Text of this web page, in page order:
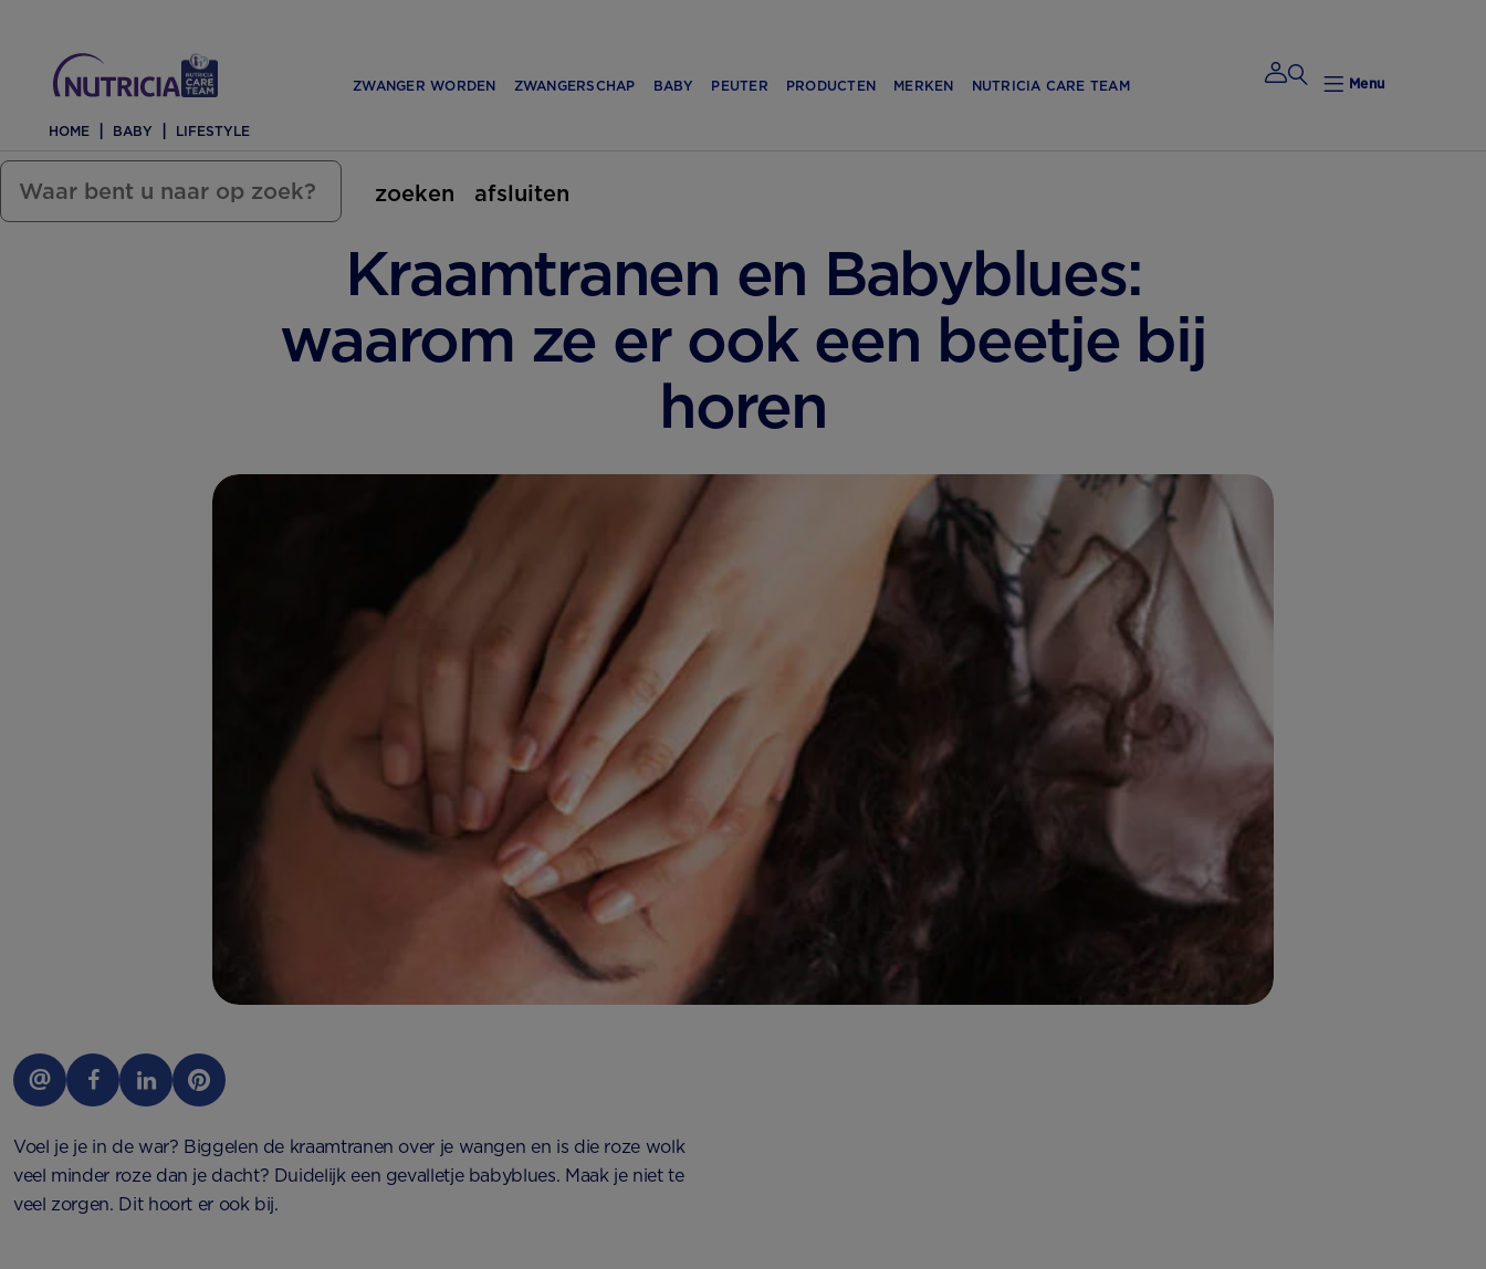
ZWANGER WORDEN ZWANGERSCHAP BABY PEUTER PRODUCTEN MERKEN NUTRICIA CARE TEAM Menu
zoeken afsluiten
Kraamtranen en Babyblues:
waarom ze er ook een beetje bij
horen
HOME BABY LIFESTYLE
Voel je je in de war? Biggelen de kraamtranen over je wangen en is die roze wolk
veel minder roze dan je dacht? Duidelijk een gevalletje babyblues. Maak je niet te
veel zorgen. Dit hoort er ook bij.